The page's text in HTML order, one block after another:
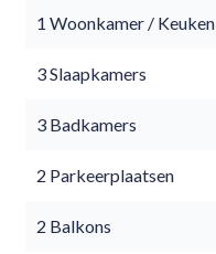
1 Woonkamer / Keuken
3 Slaapkamers
3 Badkamers
2 Parkeerplaatsen
2 Balkons